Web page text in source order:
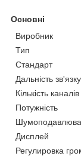
Основні
Виробник
Тип
Стандарт
Дальність зв'язку
Кількість каналів
Потужність
Дисплей
Регулировка